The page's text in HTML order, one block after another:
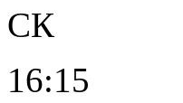
СК
16:15